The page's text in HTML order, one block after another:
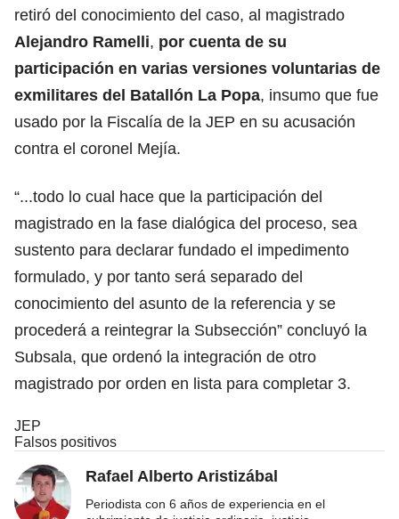
retiró del conocimiento del caso, al magistrado
Alejandro Ramelli, por cuenta de su
participación en varias versiones voluntarias de
exmilitares del Batallón La Popa, insumo que fue
usado por la Fiscalía de la JEP en su acusación
contra el coronel Mejía.
“...todo lo cual hace que la participación del
magistrado en la fase dialógica del proceso, sea
sustento para declarar fundado el impedimento
formulado, y por tanto será separado del
conocimiento del asunto de la referencia y se
procederá a reintegrar la Subsección” concluyó la
Subsala, que ordenó la integración de otro
magistrado por orden en lista para completar 3.
JEP
Falsos positivos
Rafael Alberto Aristizábal
Periodista con 6 años de experiencia en el